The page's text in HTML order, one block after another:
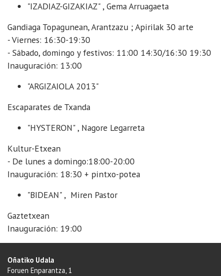
"IZADIAZ-GIZAKIAZ" , Gema Arruagaeta
Gandiaga Topagunean, Arantzazu ; Apirilak 30 arte
- Viernes: 16:30-19:30
- Sábado, domingo y festivos: 11:00 14:30/16:30 19:30
Inauguración: 13:00
"ARGIZAIOLA 2013"
Escaparates de Txanda
"HYSTERON" , Nagore Legarreta
Kultur-Etxean
- De lunes a domingo:18:00-20:00
Inauguración: 18:30 + pintxo-potea
"BIDEAN" , Miren Pastor
Gaztetxean
Inauguración: 19:00
Oñatiko Udala
Foruen Enparantza, 1